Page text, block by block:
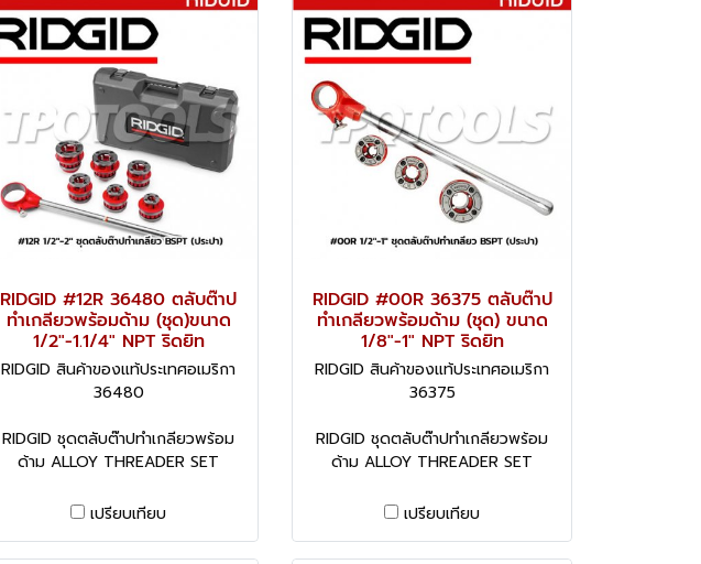
RIDGID #12R 36480 ตลับต๊าป
ทำเกลียวพร้อมด้าม (ชุด)ขนาด
1/2"-1.1/4" NPT ริดยิท
RIDGID สินค้าของแท้ประเทศอเมริกา
36480
RIDGID ชุดตลับต๊าปทำเกลียวพร้อม
ด้าม ALLOY THREADER SET
เปรียบเทียบ
RIDGID #00R 36375 ตลับต๊าป
ทำเกลียวพร้อมด้าม (ชุด) ขนาด
1/8"-1" NPT ริดยิท
RIDGID สินค้าของแท้ประเทศอเมริกา
36375
RIDGID ชุดตลับต๊าปทำเกลียวพร้อม
ด้าม ALLOY THREADER SET
เปรียบเทียบ